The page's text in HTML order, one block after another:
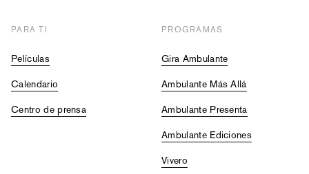
PARA TI
Películas
Calendario
Centro de prensa
PROGRAMAS
Gira Ambulante
Ambulante Más Allá
Ambulante Presenta
Ambulante Ediciones
Vivero